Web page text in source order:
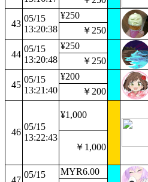
43
05/15
13:20:38
¥250
￥250
44
05/15
13:20:48
¥250
￥250
45
05/15
13:21:40
¥200
￥200
46
05/15
13:22:43
¥1,000
￥1,000
47
05/15
MYR6.00